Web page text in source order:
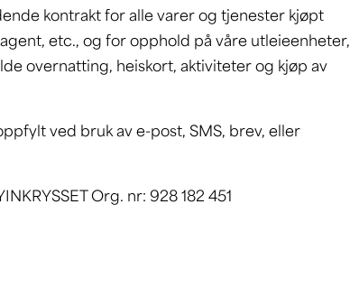
kontrakt for alle varer og tjenester kjøpt
etc., og for opphold på våre utleieenheter,
overnatting, heiskort, aktiviteter og kjøp av
ved bruk av e-post, SMS, brev, eller
Org. nr: 928 182 451